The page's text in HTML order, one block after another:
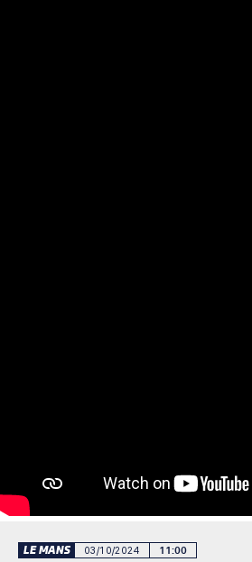
LE MANS 03/10/2024 11:00